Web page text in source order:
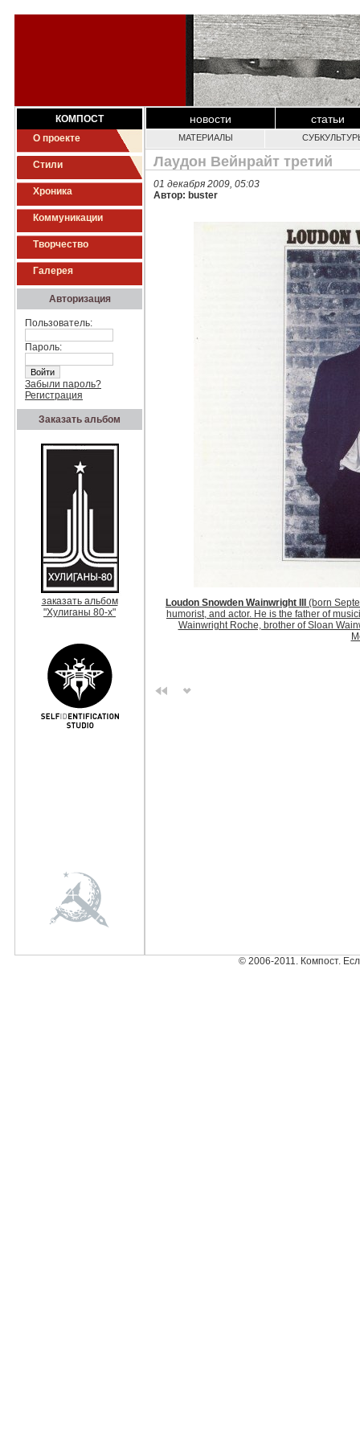
КОМПОСТ
О проекте
Стили
Хроника
Коммуникации
Творчество
Галерея
Авторизация
Пользователь:
Пароль:
Забыли пароль?
Регистрация
Заказать альбом
заказать альбом
"Хулиганы 80-х"
новости статьи
МАТЕРИАЛЫ
Лаудон Вейнрайт третий
01 декабря 2009, 05:03
Автор: buster
Loudon Snowden Wainwright III
(born
humorist, and actor. He is the father of
Wainwright Roche, brother of Sloan
© 2006-2011. Компост.